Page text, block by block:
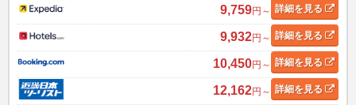
9,759円～ 詳細を見る
9,932円～ 詳細を見る
10,450円～ 詳細を見る
12,162円～ 詳細を見る